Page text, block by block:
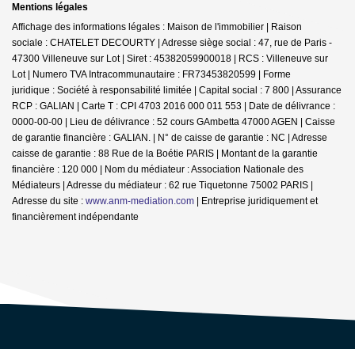
Mentions légales
Affichage des informations légales : Maison de l'immobilier | Raison
sociale : CHATELET DECOURTY | Adresse siège social : 47, rue de Paris -
47300 Villeneuve sur Lot | Siret : 45382059900018 | RCS : Villeneuve sur
Lot | Numero TVA Intracommunautaire : FR73453820599 | Forme
juridique : Société à responsabilité limitée | Capital social : 7 800 | Assurance
RCP : GALIAN | Carte T : CPI 4703 2016 000 011 553 | Date de délivrance :
0000-00-00 | Lieu de délivrance : 52 cours GAmbetta 47000 AGEN | Caisse
de garantie financière : GALIAN. | N° de caisse de garantie : NC | Adresse
caisse de garantie : 88 Rue de la Boétie PARIS | Montant de la garantie
financière : 120 000 | Nom du médiateur : Association Nationale des
Médiateurs | Adresse du médiateur : 62 rue Tiquetonne 75002 PARIS |
Adresse du site : www.anm-mediation.com | Entreprise juridiquement et
financièrement indépendante